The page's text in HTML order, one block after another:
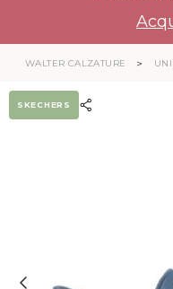
WALTER CALZATURE
SKECHERS